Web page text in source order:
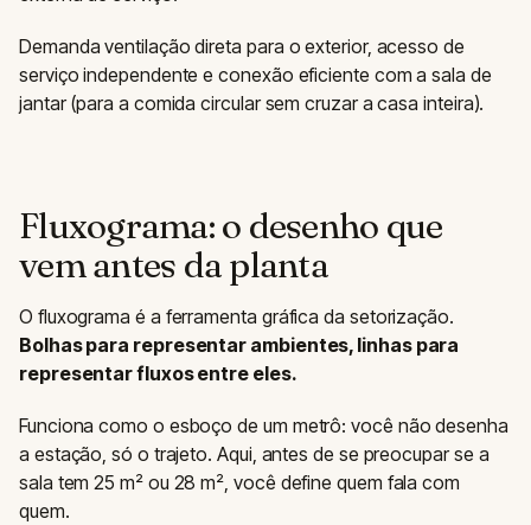
Demanda ventilação direta para o exterior, acesso de
serviço independente e conexão eficiente com a sala de
jantar (para a comida circular sem cruzar a casa inteira).
Fluxograma: o desenho que
vem antes da planta
O fluxograma é a ferramenta gráfica da setorização.
Bolhas para representar ambientes, linhas para
representar fluxos entre eles.
Funciona como o esboço de um metrô: você não desenha
a estação, só o trajeto. Aqui, antes de se preocupar se a
sala tem 25 m² ou 28 m², você define quem fala com
quem.